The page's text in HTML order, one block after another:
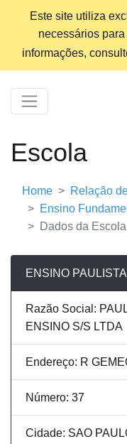
Este site utiliza
necessários
informações,
Escola
Home
Relação
Ensino
Dados da Escola
ENSINO
Razão Social:
ENSINO S/S LTDA
Endereço: R
Número: 37
Cidade: SAO